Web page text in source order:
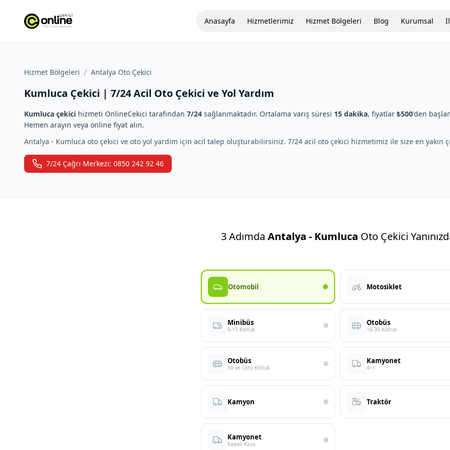
Anasayfa Hizmetlerimiz Hizmet Bölgeleri Blog Kurumsal
Hizmet Bölgeleri / Antalya Oto Çekici
Kumluca Çekici | 7/24 Acil Oto Çekici ve Yol Yardım
Kumluca çekici hizmeti OnlineCekici tarafından 7/24 sağlanmaktadır. Ortalama varış süresi 15 dakika, fiyatlar ₺500'den
Hemen arayın veya online fiyat alın.
Antalya - Kumluca oto çekici ve oto yol yardım için acil talep oluşturabilirsiniz. 7/24 acil oto çekici hizmetimiz ile size en yakın
7/24 Çağrı Merkezi: 0850 242 92 46
3 Adımda Antalya - Kumluca Oto Çekici
Otomobil Motosiklet
Minibüs
9-15 Koltuk
Otobüs
16-30 Koltuk
Otobüs
30 ve Üstü Koltuk
Kamyonet
4+1
Kamyon Traktör
Kamyonet
Kapalı Kasa